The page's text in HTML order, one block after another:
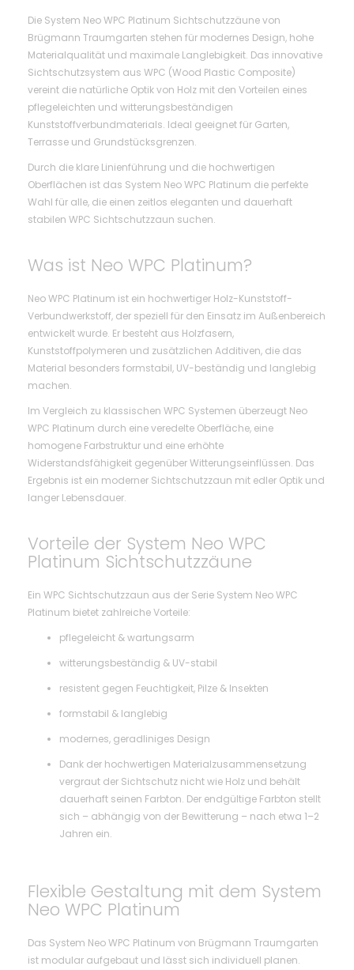
Die System Neo WPC Platinum Sichtschutzzäune von
Brügmann Traumgarten stehen für modernes Design, hohe
Materialqualität und maximale Langlebigkeit. Das innovative
Sichtschutzsystem aus WPC (Wood Plastic Composite)
vereint die natürliche Optik von Holz mit den Vorteilen eines
pflegeleichten und witterungsbeständigen
Kunststoffverbundmaterials. Ideal geeignet für Garten,
Terrasse und Grundstücksgrenzen.
Durch die klare Linienführung und die hochwertigen
Oberflächen ist das System Neo WPC Platinum die perfekte
Wahl für alle, die einen zeitlos eleganten und dauerhaft
stabilen WPC Sichtschutzzaun suchen.
Was ist Neo WPC Platinum?
Neo WPC Platinum ist ein hochwertiger Holz-Kunststoff-
Verbundwerkstoff, der speziell für den Einsatz im Außenbereich
entwickelt wurde. Er besteht aus Holzfasern,
Kunststoffpolymeren und zusätzlichen Additiven, die das
Material besonders formstabil, UV-beständig und langlebig
machen.
Im Vergleich zu klassischen WPC Systemen überzeugt Neo
WPC Platinum durch eine veredelte Oberfläche, eine
homogene Farbstruktur und eine erhöhte
Widerstandsfähigkeit gegenüber Witterungseinflüssen. Das
Ergebnis ist ein moderner Sichtschutzzaun mit edler Optik und
langer Lebensdauer.
Vorteile der System Neo WPC
Platinum Sichtschutzzäune
Ein WPC Sichtschutzzaun aus der Serie System Neo WPC
Platinum bietet zahlreiche Vorteile:
pflegeleicht & wartungsarm
witterungsbeständig & UV-stabil
resistent gegen Feuchtigkeit, Pilze & Insekten
formstabil & langlebig
modernes, geradliniges Design
Dank der hochwertigen Materialzusammensetzung
vergraut der Sichtschutz nicht wie Holz und behält
dauerhaft seinen Farbton. Der endgültige Farbton stellt
sich – abhängig von der Bewitterung – nach etwa 1–2
Jahren ein.
Flexible Gestaltung mit dem System
Neo WPC Platinum
Das System Neo WPC Platinum von Brügmann Traumgarten
ist modular aufgebaut und lässt sich individuell planen.